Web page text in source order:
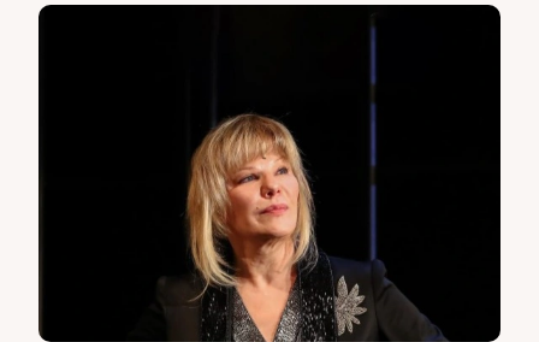
Для организаций доступен коллективный заказ
корпоративных встреч или событий компании.
Менеджер проконсультирует по вопросам
размещения группы, условиям оплаты и вариантам
рассадки гостей в театре.
Обратите внимание, возможна смена актёрского
Александра Захарова